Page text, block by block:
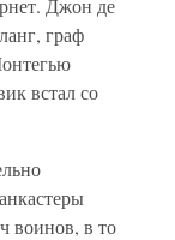
Джон де
граф
встал со
воинов, в то